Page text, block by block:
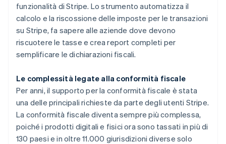
funzionalità di Stripe. Lo strumento automatizza il
calcolo e la riscossione delle imposte per le transazioni
su Stripe, fa sapere alle aziende dove devono
riscuotere le tasse e crea report completi per
semplificare le dichiarazioni fiscali.
Le complessità legate alla conformità fiscale
Per anni, il supporto per la conformità fiscale è stata
una delle principali richieste da parte degli utenti Stripe.
La conformità fiscale diventa sempre più complessa,
poiché i prodotti digitali e fisici ora sono tassati in più di
130 paesi e in oltre 11.000 giurisdizioni diverse solo